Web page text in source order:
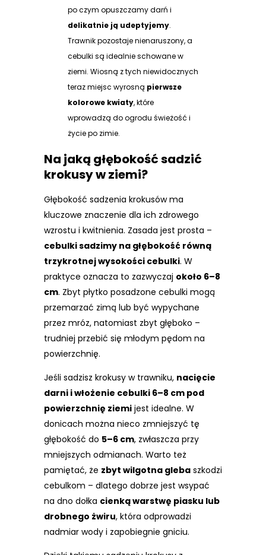
po czym opuszczamy darń i
delikatnie ją udeptyjemy.
Trawnik pozostaje nienaruszony, a
cebulki są idealnie schowane w
ziemi. Wiosną z tych niewidocznych
teraz miejsc wyrosną pierwsze
kolorowe kwiaty, które
wprowadzą do ogrodu świeżość i
życie po zimie.
Na jaką głębokość sadzić
krokusy w ziemi?
Głębokość sadzenia krokusów ma
kluczowe znaczenie dla ich zdrowego
wzrostu i kwitnienia. Zasada jest prosta –
cebulki sadzimy na głębokość równą
trzykrotnej wysokości cebulki. W
praktyce oznacza to zazwyczaj około 6–8
cm. Zbyt płytko posadzone cebulki mogą
przemarzać zimą lub być wypychane
przez mróz, natomiast zbyt głęboko –
trudniej przebić się młodym pędom na
powierzchnię.
Jeśli sadzisz krokusy w trawniku, nacięcie
darni i włożenie cebulki 6–8 cm pod
powierzchnię ziemi jest idealne. W
donicach można nieco zmniejszyć tę
głębokość do 5–6 cm, zwłaszcza przy
mniejszych odmianach. Warto też
pamiętać, że zbyt wilgotna gleba szkodzi
cebulkom – dlatego dobrze jest wsypać
na dno dołka cienką warstwę piasku lub
drobnego żwiru, która odprowadzi
nadmiar wody i zapobiegnie gniciu.